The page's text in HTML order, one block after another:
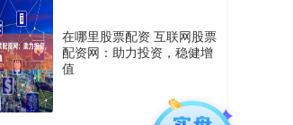
在哪里股票配资 互联网股票
配资网：助力投资，稳健增
值